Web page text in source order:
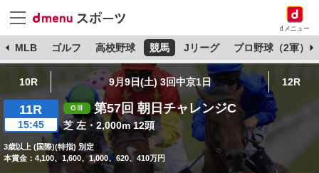
dメニュー
MLB ゴルフ 高校野球 競馬 Jリーグ プロ野球（2軍）
10R 9月9日(土) 3回中京1日 12R
11R
15:45
第57回 朝日チャレンジC
芝 左・2,000m 12頭
3歳以上 (国際)(特指) 別定
本賞金：4,100、1,600、1,000、620、410万円